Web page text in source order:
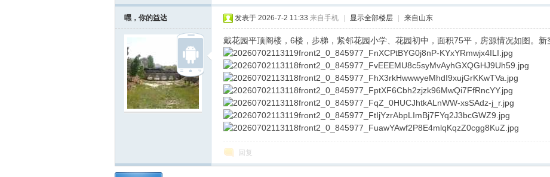
嘿，你的益达 发表于 2026-7-2 11:33 来自手机 显示全部楼层 来自山东
戴花园平顶阁楼，6楼，步梯，紧邻花园小学、花园初中，面积75平，房源情况如图。新
回复